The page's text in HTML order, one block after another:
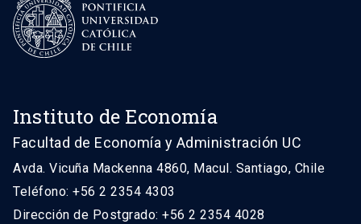
Instituto de Economía
Facultad de Economía y Administración UC
Avda. Vicuña Mackenna 4860, Macul. Santiago, Chile
Teléfono: +56 2 2354 4303
Dirección de Postgrado: +56 2 2354 4028